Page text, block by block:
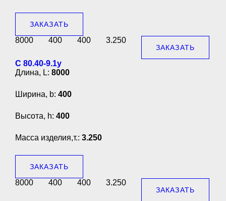
ЗАКАЗАТЬ
8000 400 400 3.250
ЗАКАЗАТЬ
С 80.40-9.1у
Длина, L: 8000
Ширина, b: 400
Высота, h: 400
Масса изделия,т.: 3.250
ЗАКАЗАТЬ
8000 400 400 3.250
ЗАКАЗАТЬ